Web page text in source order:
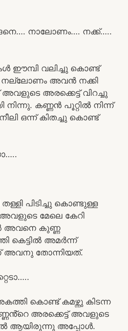
നാലോണം…. നക്ക്…..
വലിച്ചു കൊണ്ട്
നല്ലോണം അവൻ നക്കി
അവളുടെ അരക്കെട്ട് വിറച്ചു
നിന്നു. കണ്ണൻ പൂറ്റിൽ നിന്ന്
ഒന്ന് കിതച്ചു കൊണ്ട്
പിടിച്ചു കൊണ്ടുള്ള
മേലെ കേറി
അവനെ കുണ്ണ
കെട്ടിൽ അമർന്ന്
തോന്നിയത്.
കൊണ്ട് കമഴ്ന്നു കിടന്ന
അരക്കെട്ട് അവളുടെ
ആയിരുന്നു അപ്പോൾ.